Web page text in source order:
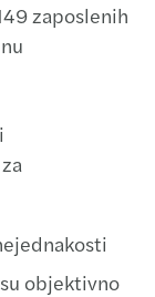
zaposlenih
objektivno